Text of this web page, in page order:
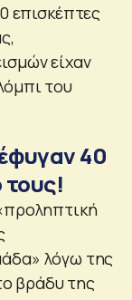
επισκέπτες
είχαν
του
40
τους!
λόγω της
βράδυ της